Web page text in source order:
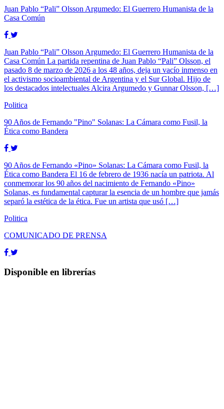
Juan Pablo “Pali” Olsson Argumedo: El Guerrero Humanista de la
Casa Común
Juan Pablo “Pali” Olsson Argumedo: El Guerrero Humanista de la
Casa Común La partida repentina de Juan Pablo “Pali” Olsson, el
pasado 8 de marzo de 2026 a los 48 años, deja un vacío inmenso en
el activismo socioambiental de Argentina y el Sur Global. Hijo de
los destacados intelectuales Alcira Argumedo y Gunnar Olsson, […]
Politica
90 Años de Fernando "Pino" Solanas: La Cámara como Fusil, la
Ética como Bandera
90 Años de Fernando «Pino» Solanas: La Cámara como Fusil, la
Ética como Bandera El 16 de febrero de 1936 nacía un patriota. Al
conmemorar los 90 años del nacimiento de Fernando «Pino»
Solanas, es fundamental capturar la esencia de un hombre que jamás
separó la estética de la ética. Fue un artista que usó […]
Politica
COMUNICADO DE PRENSA
Disponible en librerías